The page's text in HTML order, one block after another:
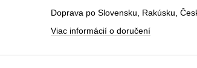
Doprava po Slovensku, Rakúsku,
Viac informácií o doručení